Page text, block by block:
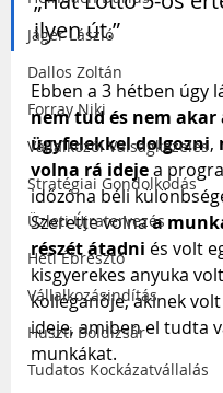
Jáger László
Dallos Zoltán
Forray Niki
Vállalkozói Válságkezelés
Stratégiai Gondolkodás
Üzleti Újratervezés
Heti Ébresztő
Vállalkozásindítás
Huszti Boldizsár
Tudatos Kockázatvállalás
ilyen út.”
Ebben a 3 hétben úgy
nem tud és nem akar
ügyfelekkel dolgozni,
volna rá ideje a
időzóna béli
Szerette volna a
részét átadni és volt
kisgyerekes anyuka volt
kolléganője, akinek volt
ideje, amiben el tudta
munkákat.